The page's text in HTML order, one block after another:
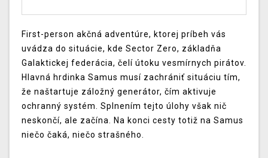
First-person akčná adventúre, ktorej príbeh vás
uvádza do situácie, kde Sector Zero, základňa
Galaktickej federácia, čelí útoku vesmírnych pirátov.
Hlavná hrdinka Samus musí zachrániť situáciu tím,
že naštartuje záložný generátor, čím aktivuje
ochranný systém. Splnením tejto úlohy však nič
neskončí, ale začína. Na konci cesty totiž na Samus
niečo čaká, niečo strašného.